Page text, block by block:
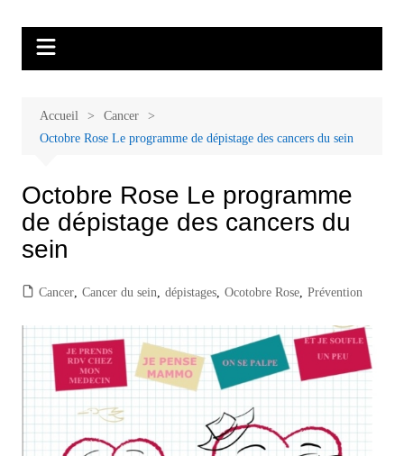
contenu
Malades et proches, Vivre avec et
après le cancer
thérapeutique, sophrologie, sport adapté, art thérapie, musico thérapie…
Accueil
Cancer
Octobre Rose Le programme de dépistage des cancers du sein
Octobre Rose Le programme
de dépistage des cancers du
sein
Cancer, Cancer du sein dépistages, Ocotobre Rose, Prévention